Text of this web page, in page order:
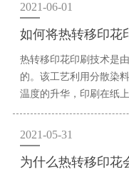
2021-06-01
如何将热转移印花
热转移印花印刷技术是
的。该工艺利用分散染
温度的升华，印刷在纸
2021-05-31
为什么热转移印花